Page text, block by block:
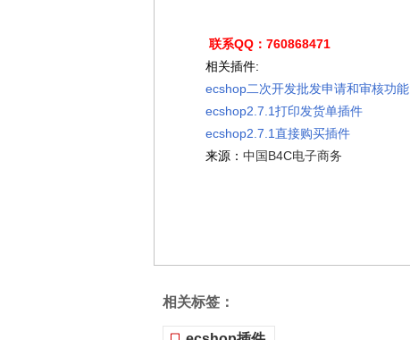
联系QQ：760868471
相关插件:
ecshop二次开发批发申请和审核功能
ecshop2.7.1打印发货单插件
ecshop2.7.1直接购买插件
来源： 中国B4C电子商务
相关标签：